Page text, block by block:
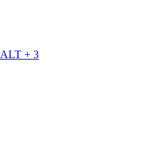
ALT + 3